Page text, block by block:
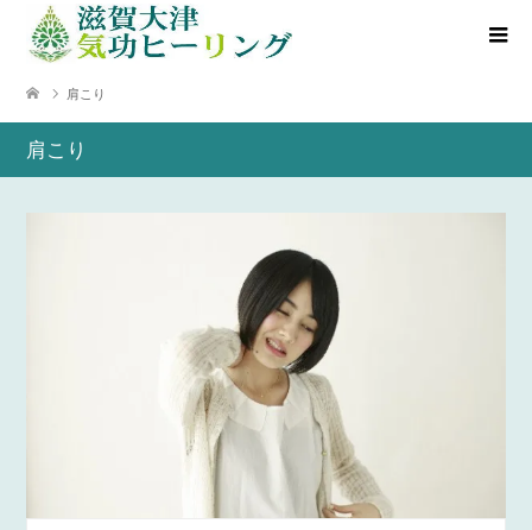
肩こり
肩こり